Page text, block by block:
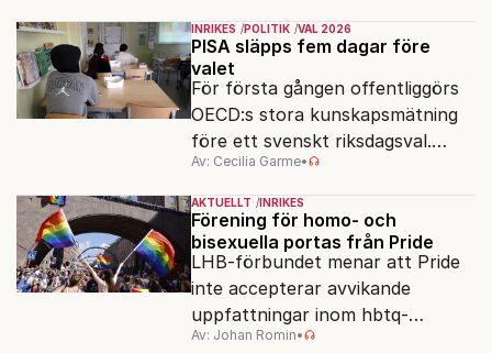
men varför, och vad skiljer
partiernas interna kulturer åt?
INRIKES POLITIK VAL 2026
PISA släpps fem dagar före
valet
För första gången offentliggörs
OECD:s stora kunskapsmätning
före ett svenskt riksdagsval.
Resultatet kan ge skolfrågan ny
kraft under valrörelsens sista
dagar.
Av: Cecilia Garme•
AKTUELLT INRIKES
Förening för homo- och
bisexuella portas från Pride
LHB-förbundet menar att Pride
inte accepterar avvikande
uppfattningar inom hbtq-
rörelsen. "Vi har inga problem
Av: Johan Romin•